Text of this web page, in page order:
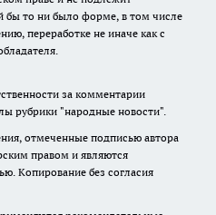
бы то ни было форме, в том числе
переработке не иначе как с
за комментарии
рубрики "народные новости".
отмеченные подписью автора
правом и являются
Копирование без согласия